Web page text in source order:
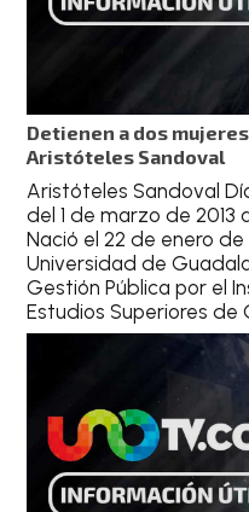
Detienen a dos
Aristóteles Sandoval
Aristóteles Sandoval
del 1 de marzo de 2013
Nació el 22 de enero
Universidad de
Gestión Pública por el
Estudios Superiores de